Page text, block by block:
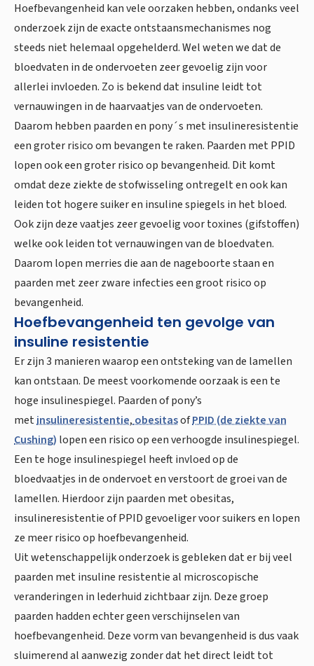
Hoefbevangenheid kan vele oorzaken hebben, ondanks veel
onderzoek zijn de exacte ontstaansmechanismes nog
steeds niet helemaal opgehelderd. Wel weten we dat de
bloedvaten in de ondervoeten zeer gevoelig zijn voor
allerlei invloeden. Zo is bekend dat insuline leidt tot
vernauwingen in de haarvaatjes van de ondervoeten.
Daarom hebben paarden en pony´s met insulineresistentie
een groter risico om bevangen te raken. Paarden met PPID
lopen ook een groter risico op bevangenheid. Dit komt
omdat deze ziekte de stofwisseling ontregelt en ook kan
leiden tot hogere suiker en insuline spiegels in het bloed.
Ook zijn deze vaatjes zeer gevoelig voor toxines (gifstoffen)
welke ook leiden tot vernauwingen van de bloedvaten.
Daarom lopen merries die aan de nageboorte staan en
paarden met zeer zware infecties een groot risico op
bevangenheid.
Hoefbevangenheid ten gevolge van
insuline resistentie
Er zijn 3 manieren waarop een ontsteking van de lamellen
kan ontstaan. De meest voorkomende oorzaak is een te
hoge insulinespiegel. Paarden of pony’s
metinsulineresistentie,obesitasofPPID (de ziekte van
Cushing) lopen een risico op een verhoogde insulinespiegel.
Een te hoge insulinespiegel heeft invloed op de
bloedvaatjes in de ondervoet en verstoort de groei van de
lamellen. Hierdoor zijn paarden met obesitas,
insulineresistentie of PPID gevoeliger voor suikers en lopen
ze meer risico op hoefbevangenheid.
Uit wetenschappelijk onderzoek is gebleken dat er bij veel
paarden met insuline resistentie al microscopische
veranderingen in lederhuid zichtbaar zijn. Deze groep
paarden hadden echter geen verschijnselen van
hoefbevangenheid. Deze vorm van bevangenheid is dus vaak
sluimerend al aanwezig zonder dat het direct leidt tot